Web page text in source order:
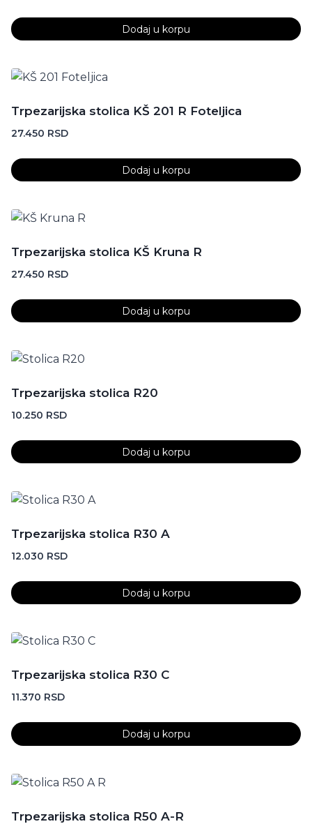
Dodaj u korpu
Trpezarijska stolica KŠ 201 R Foteljica
27.450 RSD
Dodaj u korpu
Trpezarijska stolica KŠ Kruna R
27.450 RSD
Dodaj u korpu
Trpezarijska stolica R20
10.250 RSD
Dodaj u korpu
Trpezarijska stolica R30 A
12.030 RSD
Dodaj u korpu
Trpezarijska stolica R30 C
11.370 RSD
Dodaj u korpu
Trpezarijska stolica R50 A-R